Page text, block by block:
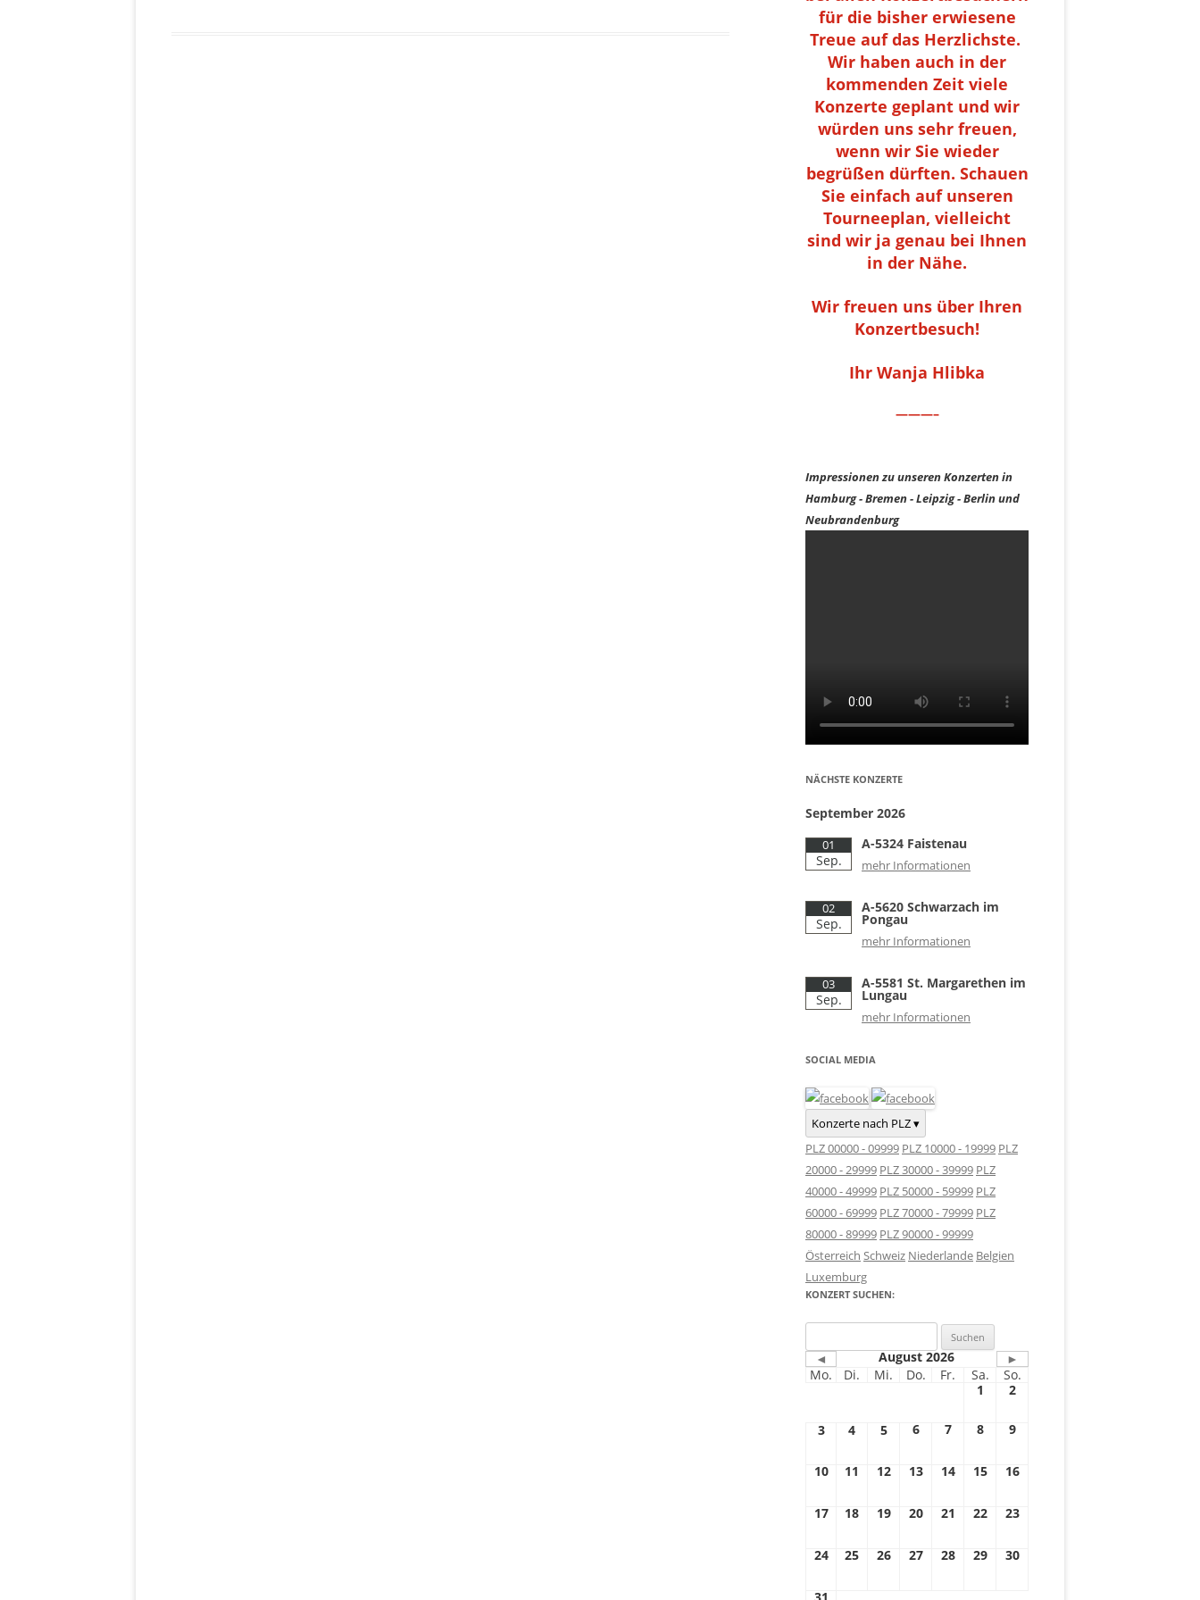
für die bisher erwiesene
Treue auf das Herzlichste.
Wir haben auch in der
kommenden Zeit viele
Konzerte geplant und wir
würden uns sehr freuen,
wenn wir Sie wieder
begrüßen dürften. Schauen
Sie einfach auf unseren
Tourneeplan, vielleicht
sind wir ja genau bei Ihnen
in der Nähe.
Wir freuen uns über Ihren
Konzertbesuch!
Ihr Wanja Hlibka
———–
Impressionen zu unseren Konzerten in
Hamburg - Bremen - Leipzig - Berlin und
Neubrandenburg
NÄCHSTE KONZERTE
September 2026
01
Sep.
A-5324 Faistenau
mehr Informationen
02
Sep.
A-5620 Schwarzach im
Pongau
mehr Informationen
03
Sep.
A-5581 St. Margarethen im
Lungau
mehr Informationen
SOCIAL MEDIA
Konzerte nach PLZ ▾
PLZ 00000 - 09999 PLZ 10000 - 19999 PLZ
20000 - 29999 PLZ 30000 - 39999 PLZ
40000 - 49999 PLZ 50000 - 59999 PLZ
60000 - 69999 PLZ 70000 - 79999 PLZ
80000 - 89999 PLZ 90000 - 99999
Österreich Schweiz Niederlande Belgien
Luxemburg
KONZERT SUCHEN:
nach:
◄ August 2026
►
Mo.
Di. Mi. Do. Fr. Sa.
So.
1
2
3 4 5 6 7 8 9
10 11 12 13 14 15 16
17 18 19 20 21 22 23
24 25 26 27 28 29 30
31